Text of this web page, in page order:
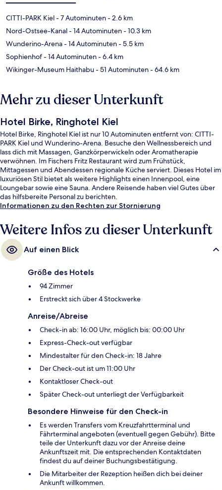
CITTI-PARK Kiel- 7 Autominuten- 2.6 km
Nord-Ostsee-Kanal- 14 Autominuten- 10.3 km
Wunderino-Arena- 14 Autominuten- 5.5 km
Sophienhof- 14 Autominuten- 6.4 km
Wikinger-Museum Haithabu- 51 Autominuten- 64.6 km
Mehr zu dieser Unterkunft
Hotel Birke, Ringhotel Kiel
Hotel Birke, Ringhotel Kiel ist nur 10 Autominuten entfernt von: CITTI-
PARK Kiel und Wunderino-Arena. Besuche den Wellnessbereich und
lass dich mit Massagen, Ganzkörperwickeln oder Aromatherapie
verwöhnen. Im Fischers Fritz Restaurant wird zum Frühstück,
Mittagessen und Abendessen regionale Küche serviert. Dieses Hotel im
luxuriösen Stil bietet als weitere Highlights einen Innenpool, eine
Loungebar sowie eine Sauna. Andere Reisende haben viel Gutes über
das hilfsbereite Personal zu berichten.
Informationen zu den Rechten zur Stornierung
Weitere Infos zu dieser Unterkunft
Auf einen Blick
Größe des Hotels
94 Zimmer
Erstreckt sich über 4 Stockwerke
Anreise/Abreise
Check-in ab: 16:00 Uhr, möglich bis: 00:00 Uhr
Express-Check-out verfügbar
Mindestalter für den Check-in: 18 Jahre
Der Check-out ist um 11:00 Uhr
Kontaktloser Check-out
Später Check-out unterliegt der Verfügbarkeit
Besondere Hinweise für den Check-in
Es werden Transfers vom Kreuzfahrtterminal und
Fährterminal angeboten (eventuell gegen Gebühr). Bitte
teile der Unterkunft dazu vor der Anreise deine
Ankunftszeit mit. Die entsprechenden Kontaktdaten
findest du auf deiner Buchungsbestätigung.
Die Mitarbeiter der Rezeption heißen dich bei deiner
Ankunft willkommen.